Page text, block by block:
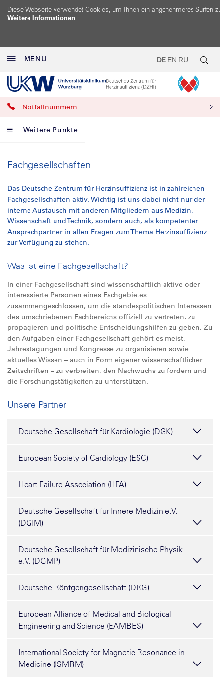
Diese Webseite verwendet Cookies, um Ihnen ein angenehmeres Surfen
Weitere Informationen
MENU DE EN RU
Notfallnummern
Weitere Punkte
Fachgesellschaften
Das Deutsche Zentrum für Herzinsuffizienz ist in zahlreichen
Fachgesellschaften aktiv. Wichtig ist uns dabei nicht nur der
interne Austausch mit anderen Mitgliedern aus Medizin,
Wissenschaft und Technik, sondern auch, als kompetenter
Ansprechpartner in allen Fragen zum Thema Herzinsuffizienz
zur Verfügung zu stehen.
Was ist eine Fachgesellschaft?
In einer Fachgesellschaft sind wissenschaftlich aktive oder
interessierte Personen eines Fachgebietes
zusammengeschlossen, um die standespolitischen Interessen
des umschriebenen Fachbereichs offiziell zu vertreten, zu
propagieren und politische Entscheidungshilfen zu geben. Zu
den Aufgaben einer Fachgesellschaft gehört es meist,
Jahrestagungen und Kongresse zu organisieren sowie
aktuelles Wissen – auch in Form eigener wissenschaftlicher
Zeitschriften – zu verbreiten, den Nachwuchs zu fördern und
die Forschungstätigkeiten zu unterstützen.
Unsere Partner
Deutsche Gesellschaft für Kardiologie (DGK)
European Society of Cardiology (ESC)
Heart Failure Association (HFA)
Deutsche Gesellschaft für Innere Medizin e.V.
(DGIM)
Deutsche Gesellschaft für Medizinische Physik
e.V. (DGMP)
Deutsche Röntgengesellschaft (DRG)
European Alliance of Medical and Biological
Engineering and Science (EAMBES)
International Society for Magnetic Resonance in
Medicine (ISMRM)